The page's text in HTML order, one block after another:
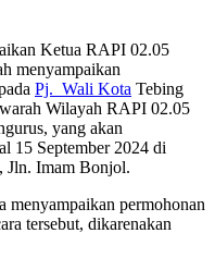
Ketua RAPI 02.05
menyampaikan
Pj. Wali Kota Tebing
Wilayah RAPI 02.05
yang akan
15 September 2024 di
Jln. Imam Bonjol.
menyampaikan permohonan
tersebut, dikarenakan